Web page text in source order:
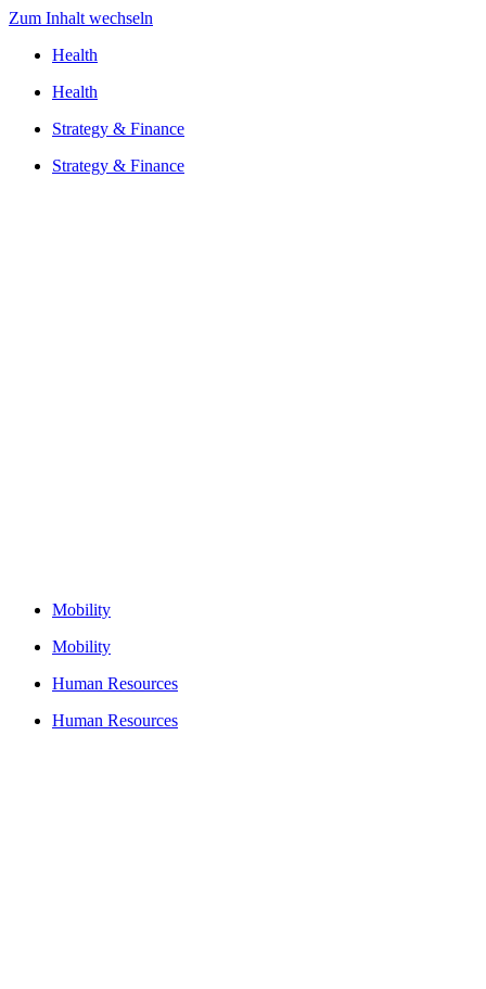
Zum Inhalt wechseln
Health
Health
Strategy & Finance
Strategy & Finance
Mobility
Mobility
Human Resources
Human Resources